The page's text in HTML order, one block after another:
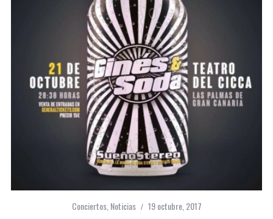
Conciertos, Noticias 19 octubre, 2017